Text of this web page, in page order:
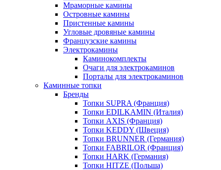
Мраморные камины
Островные камины
Пристенные камины
Угловые дровяные камины
Французские камины
Электрокамины
Каминокомплекты
Очаги для электрокаминов
Порталы для электрокаминов
Каминные топки
Бренды
Топки SUPRA (Франция)
Топки EDILKAMIN (Италия)
Топки AXIS (Франция)
Топки KEDDY (Швеция)
Топки BRUNNER (Германия)
Топки FABRILOR (Франция)
Топки HARK (Германия)
Топки HITZE (Польша)